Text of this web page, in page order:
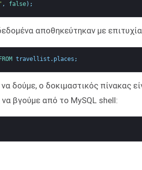
, false) ;
αποθηκεύτηκαν με
travellist . places ;
δούμε, ο δοκιμαστικός πίνακας
βγούμε από το MySQL shell: